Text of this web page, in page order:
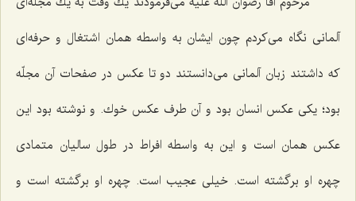
آلمانی نگاه می‌كردم چون ایشان به واسطه همان اشتغال و حرفه‌ای
كه داشتند زبان آلمانی می‌دانستند دو تا عكس در صفحات آن مجلّه
بود؛ یكی عكس انسان بود و آن طرف عكس خوك. و نوشته بود این
عكس همان است و این به واسطه افراط در طول سالیان متمادی
چهره او برگشته است. خیلی عجیب است. چهره او برگشته است و